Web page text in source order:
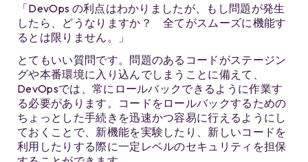
「DevOps の利点はわかりましたが、もし問題が発生
したら、どうなりますか？ 全てがスムーズに機能す
るとは限りません。」
とてもいい質問です。問題のあるコードがステージン
グや本番環境に入り込んでしまうことに備えて、
DevOpsでは、常にロールバックできるように作業す
る必要があります。コードをロールバックするための
ちょっとした手続きを迅速かつ容易に行えるようにし
ておくことで、新機能を実験したり、新しいコードを
利用したりする際に一定レベルのセキュリティを担保